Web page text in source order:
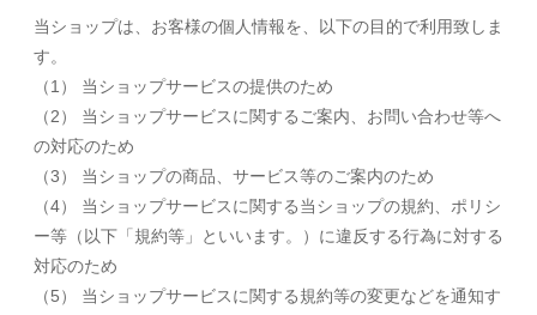
当ショップは、お客様の個人情報を、以下の目的で利用致しま
す。
（1） 当ショップサービスの提供のため
（2） 当ショップサービスに関するご案内、お問い合わせ等へ
の対応のため
（3） 当ショップの商品、サービス等のご案内のため
（4） 当ショップサービスに関する当ショップの規約、ポリシ
ー等（以下「規約等」といいます。）に違反する行為に対する
対応のため
（5） 当ショップサービスに関する規約等の変更などを通知す